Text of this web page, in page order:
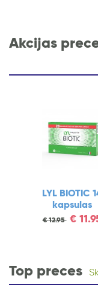
Akcijas
LYL BIOTIC
kapsulas
€12.95 €
Top preces